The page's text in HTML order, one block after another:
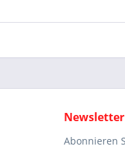
Newsletter
Abonnieren